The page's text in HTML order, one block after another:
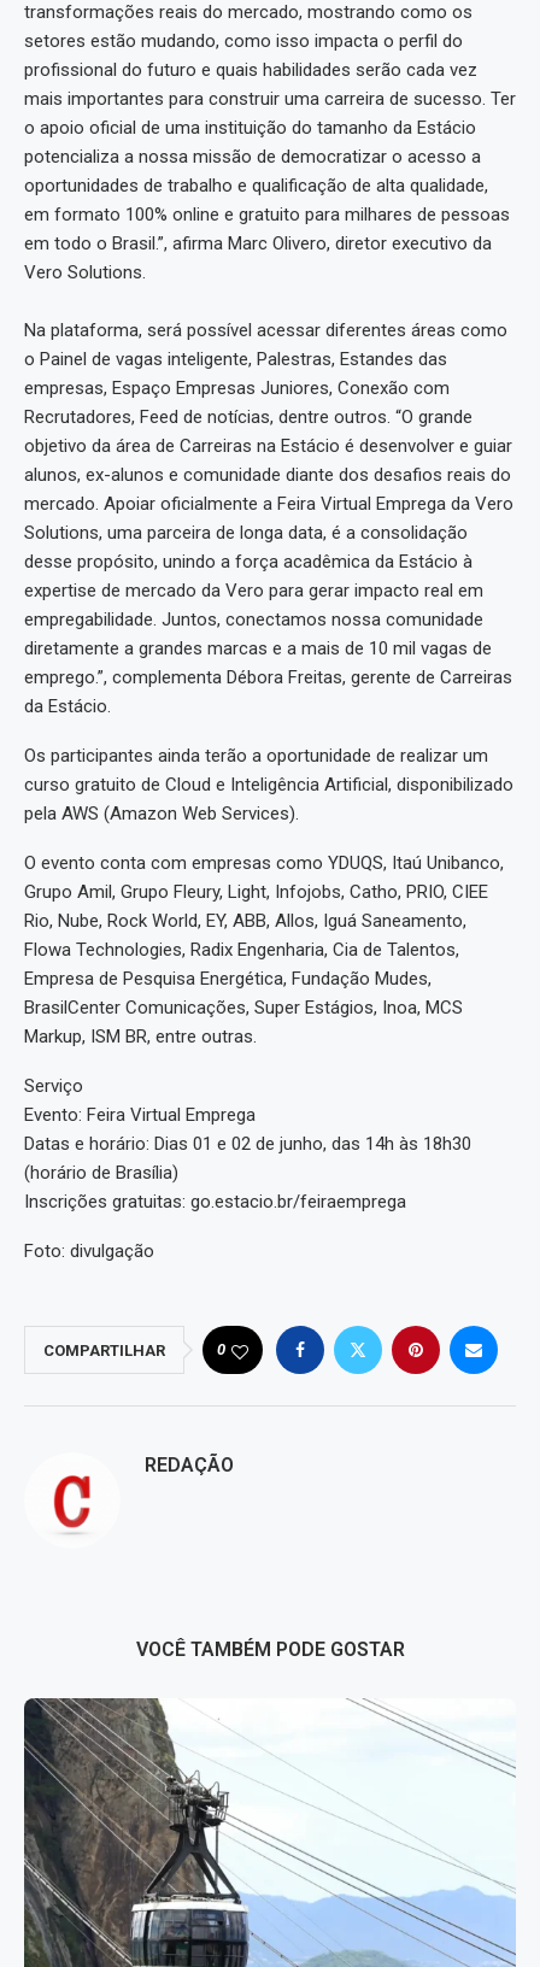
transformações reais do mercado, mostrando como os
setores estão mudando, como isso impacta o perfil do
profissional do futuro e quais habilidades serão cada vez
mais importantes para construir uma carreira de sucesso. Ter
o apoio oficial de uma instituição do tamanho da Estácio
potencializa a nossa missão de democratizar o acesso a
oportunidades de trabalho e qualificação de alta qualidade,
em formato 100% online e gratuito para milhares de pessoas
em todo o Brasil.”, afirma Marc Olivero, diretor executivo da
Vero Solutions.
Na plataforma, será possível acessar diferentes áreas como
o Painel de vagas inteligente, Palestras, Estandes das
empresas, Espaço Empresas Juniores, Conexão com
Recrutadores, Feed de notícias, dentre outros. “O grande
objetivo da área de Carreiras na Estácio é desenvolver e guiar
alunos, ex-alunos e comunidade diante dos desafios reais do
mercado. Apoiar oficialmente a Feira Virtual Emprega da Vero
Solutions, uma parceira de longa data, é a consolidação
desse propósito, unindo a força acadêmica da Estácio à
expertise de mercado da Vero para gerar impacto real em
empregabilidade. Juntos, conectamos nossa comunidade
diretamente a grandes marcas e a mais de 10 mil vagas de
emprego.”, complementa Débora Freitas, gerente de Carreiras
da Estácio.
Os participantes ainda terão a oportunidade de realizar um
curso gratuito de Cloud e Inteligência Artificial, disponibilizado
pela AWS (Amazon Web Services).
O evento conta com empresas como YDUQS, Itaú Unibanco,
Grupo Amil, Grupo Fleury, Light, Infojobs, Catho, PRIO, CIEE
Rio, Nube, Rock World, EY, ABB, Allos, Iguá Saneamento,
Flowa Technologies, Radix Engenharia, Cia de Talentos,
Empresa de Pesquisa Energética, Fundação Mudes,
BrasilCenter Comunicações, Super Estágios, Inoa, MCS
Markup, ISM BR, entre outras.
Serviço
Evento: Feira Virtual Emprega
Datas e horário: Dias 01 e 02 de junho, das 14h às 18h30
(horário de Brasília)
Inscrições gratuitas: go.estacio.br/feiraemprega
Foto: divulgação
COMPARTILHAR 0
REDAÇÃO
VOCÊ TAMBÉM PODE GOSTAR